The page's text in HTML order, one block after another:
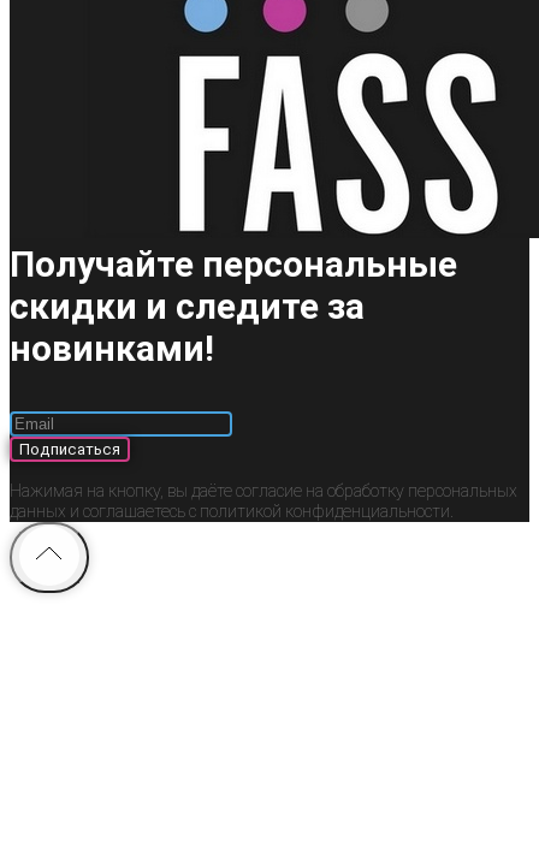
Получайте персональные
скидки и следите за
новинками!
Подписаться
Нажимая на кнопку, вы даёте согласие на обработку персональных
данных и соглашаетесь c политикой конфиденциальности.